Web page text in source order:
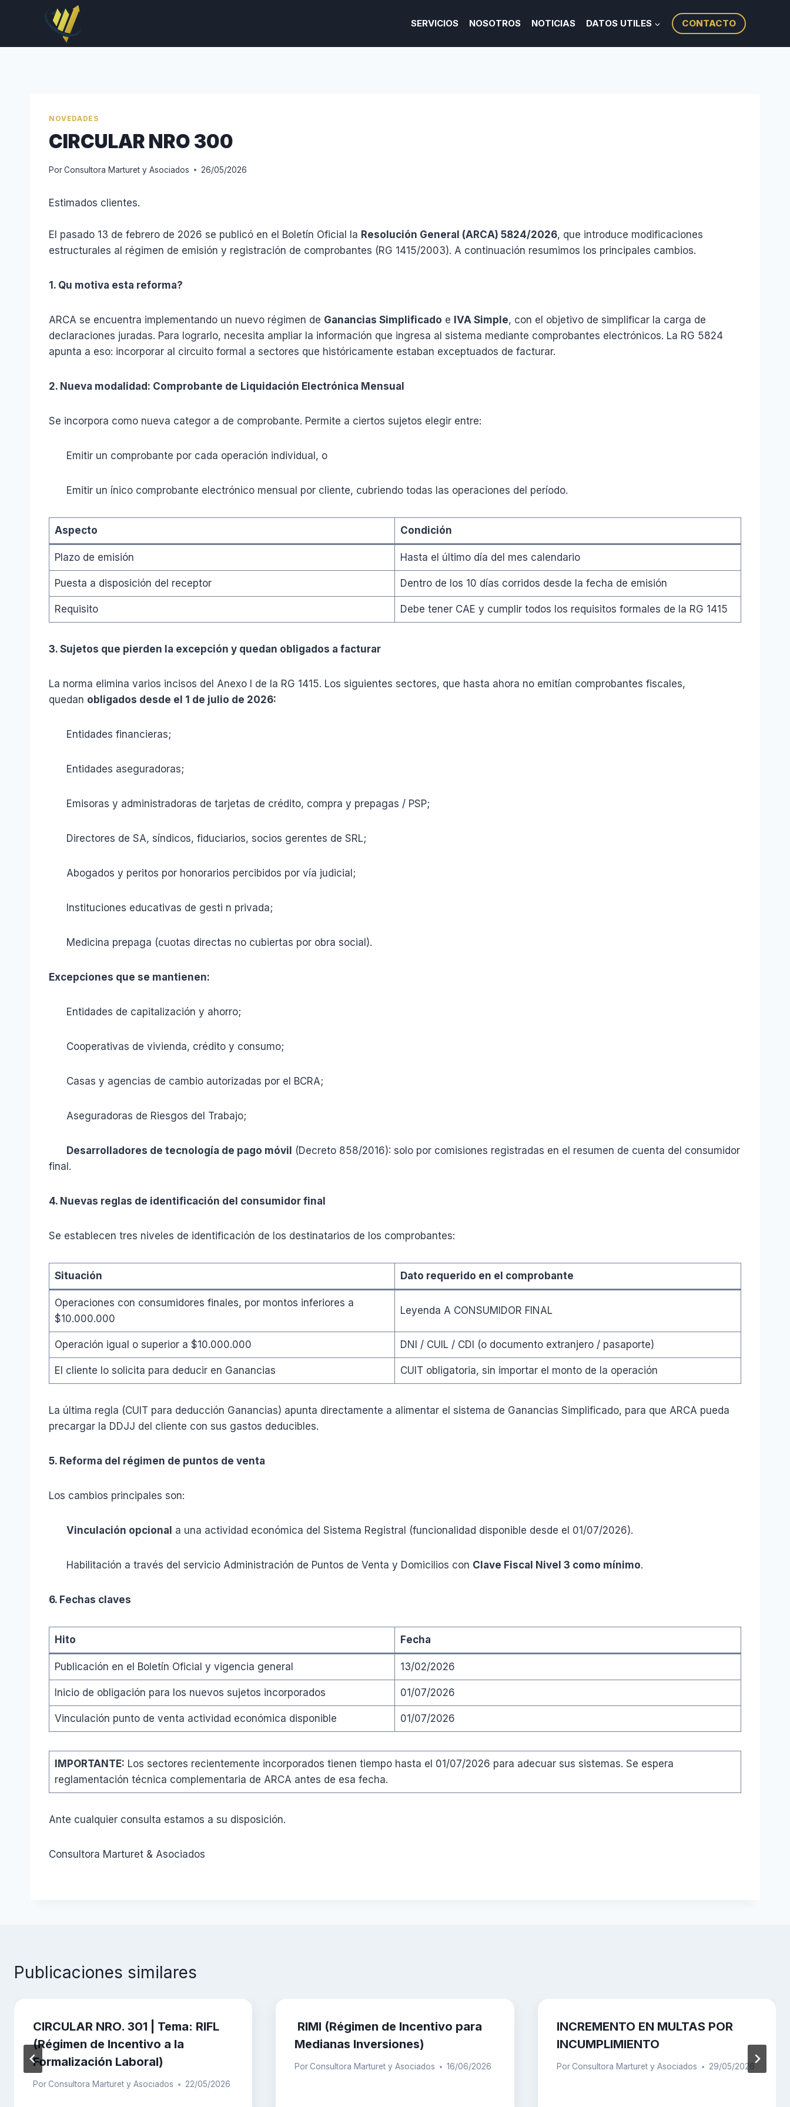
SERVICIOS NOSOTROS NOTICIAS DATOS UTILES CONTACTO
NOVEDADES
CIRCULAR NRO 300
PorConsultora Marturet y Asociados 26/05/2026
Estimados clientes.
El pasado 13 de febrero de 2026 se publicó en el Boletín Oficial la Resolución General (ARCA) 5824/2026, que introduce modificaciones
estructurales al régimen de emisión y registración de comprobantes (RG 1415/2003). A continuación resumimos los principales cambios.
1. Qu motiva esta reforma?
ARCA se encuentra implementando un nuevo régimen de Ganancias Simplificado e IVA Simple, con el objetivo de simplificar la carga de
declaraciones juradas. Para lograrlo, necesita ampliar la información que ingresa al sistema mediante comprobantes electrónicos. La RG 5824
apunta a eso: incorporar al circuito formal a sectores que históricamente estaban exceptuados de facturar.
2. Nueva modalidad: Comprobante de Liquidación Electrónica Mensual
Se incorpora como nueva categor a de comprobante. Permite a ciertos sujetos elegir entre:
Emitir un comprobante por cada operación individual, o
Emitir un ínico comprobante electrónico mensual por cliente, cubriendo todas las operaciones del período.
Aspecto Condición
Plazo de emisión Hasta el último día del mes calendario
Puesta a disposición del receptor Dentro de los 10 días corridos desde la fecha de emisión
Requisito Debe tener CAE y cumplir todos los requisitos formales de la RG 1415
3. Sujetos que pierden la excepción y quedan obligados a facturar
La norma elimina varios incisos del Anexo I de la RG 1415. Los siguientes sectores, que hasta ahora no emitían comprobantes fiscales,
quedan obligados desde el 1 de julio de 2026:
Entidades financieras;
Entidades aseguradoras;
Emisoras y administradoras de tarjetas de crédito, compra y prepagas / PSP;
Directores de SA, síndicos, fiduciarios, socios gerentes de SRL;
Abogados y peritos por honorarios percibidos por vía judicial;
Instituciones educativas de gesti n privada;
Medicina prepaga (cuotas directas no cubiertas por obra social).
Excepciones que se mantienen:
Entidades de capitalización y ahorro;
Cooperativas de vivienda, crédito y consumo;
Casas y agencias de cambio autorizadas por el BCRA;
Aseguradoras de Riesgos del Trabajo;
Desarrolladores de tecnología de pago móvil (Decreto 858/2016): solo por comisiones registradas en el resumen de cuenta del consumidor
final.
4. Nuevas reglas de identificación del consumidor final
Se establecen tres niveles de identificación de los destinatarios de los comprobantes:
Situación Dato requerido en el comprobante
Operaciones con consumidores finales, por montos inferiores a
$10.000.000
Leyenda A CONSUMIDOR FINAL
Operación igual o superior a $10.000.000 DNI / CUIL / CDI (o documento extranjero / pasaporte)
El cliente lo solicita para deducir en Ganancias CUIT obligatoria, sin importar el monto de la operación
La última regla (CUIT para deducción Ganancias) apunta directamente a alimentar el sistema de Ganancias Simplificado, para que ARCA pueda
precargar la DDJJ del cliente con sus gastos deducibles.
5. Reforma del régimen de puntos de venta
Los cambios principales son:
Vinculación opcional a una actividad económica del Sistema Registral (funcionalidad disponible desde el 01/07/2026).
Habilitación a través del servicio Administración de Puntos de Venta y Domicilios con Clave Fiscal Nivel 3 como mínimo.
6. Fechas claves
Hito Fecha
Publicación en el Boletín Oficial y vigencia general 13/02/2026
Inicio de obligación para los nuevos sujetos incorporados 01/07/2026
Vinculación punto de venta actividad económica disponible 01/07/2026
IMPORTANTE: Los sectores recientemente incorporados tienen tiempo hasta el 01/07/2026 para adecuar sus sistemas. Se espera
reglamentación técnica complementaria de ARCA antes de esa fecha.
Ante cualquier consulta estamos a su disposición.
Consultora Marturet & Asociados
Publicaciones similares
CIRCULAR NRO. 301 | Tema: RIFL
(Régimen de Incentivo a la
Formalización Laboral)
Por Consultora Marturet y Asociados 22/05/2026
RIMI (Régimen de Incentivo para
Medianas Inversiones)
Por Consultora Marturet y Asociados 16/06/2026
INCREMENTO EN MULTAS POR
INCUMPLIMIENTO
Por Consultora Marturet y Asociados 29/05/2026